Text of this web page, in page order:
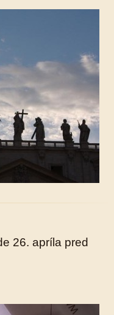
26. apríla pred